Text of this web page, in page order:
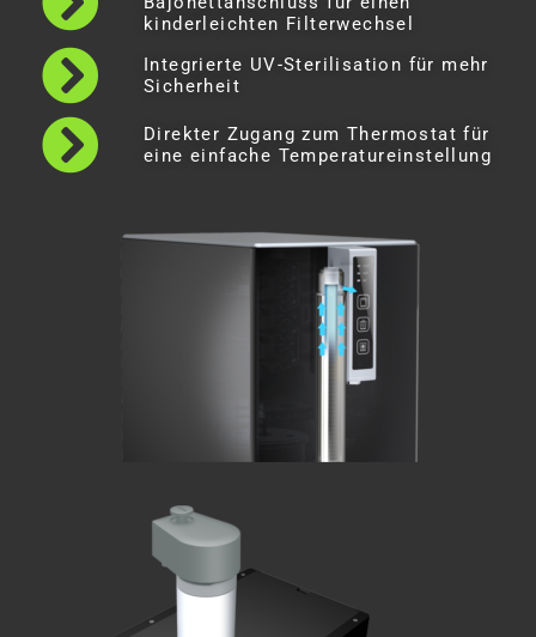
kinderleichten Filterwechsel
Integrierte UV-Sterilisation für mehr
Sicherheit
Direkter Zugang zum Thermostat für
eine einfache Temperatureinstellung